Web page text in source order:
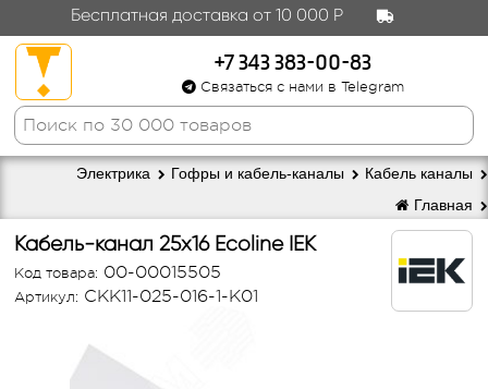
Бесплатная доставка от 10 000 Р
+7 343 383-00-83
Связаться с нами в Telegram
Кабель каналы
Гофры и кабель-каналы
Электрика
Главная
Кабель-канал 25х16 Ecoline IEK
Код товара: 00-00015505
Артикул: CKK11-025-016-1-K01